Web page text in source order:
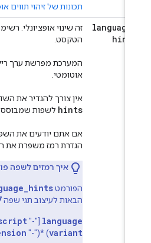
תכונות של זיהוי תווים אופטי (OCR)
language
זה שינוי אופציונלי. רשימת
הטקסט.
המערכת מפרשת ערך ריק
אוטומטי.
אין צורך להגדיר את השדה_
hintsלשפות שמבוססות
אם אתם יודעים את השפה
הגדרת רמז משפרת את
איך רמזים לשפה
הפורמטlanguage_hints
הבאות לעיצוב תגי שפה47
language
[‎"-"
script
] [‎"-"
variant
) *("-"